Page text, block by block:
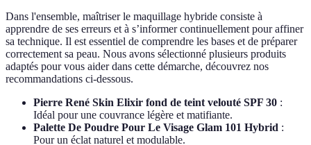
Dans l'ensemble, maîtriser le maquillage hybride consiste à
apprendre de ses erreurs et à s’informer continuellement pour affiner
sa technique. Il est essentiel de comprendre les bases et de préparer
correctement sa peau. Nous avons sélectionné plusieurs produits
adaptés pour vous aider dans cette démarche, découvrez nos
recommandations ci-dessous.
Pierre René Skin Elixir fond de teint velouté SPF 30 :
Idéal pour une couvrance légère et matifiante.
Palette De Poudre Pour Le Visage Glam 101 Hybrid :
Pour un éclat naturel et modulable.